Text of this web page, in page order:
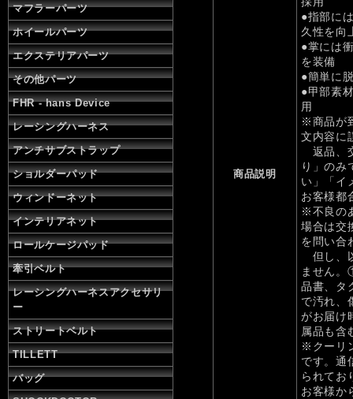
マフラーパーツ
ホイールパーツ
エクステリアパーツ
その他パーツ
FHR - hans Device
レーシングハーネス
アンチサブストラップ
ショルダーパッド
ウィンドーネット
インテリアネット
ロールケージパッド
牽引ベルト
レーシングハーネスアクセサリ
ー
ストリートベルト
TILLETT
バッグ
商品説明
●指部に
久性を向
●掌には
を装備
●簡単に
●甲部素
用
※商品が
文内容に
返品、
り」のみ
い」「イ
お客様都
※不良の
場合は交
を問い合
但し、
ません
品書、タ
で汚れ、
がお届け
属品も含
※クーリ
です。通
られてお
お客様か